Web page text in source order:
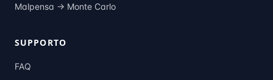
Malpensa → Monte Carlo
SUPPORTO
FAQ